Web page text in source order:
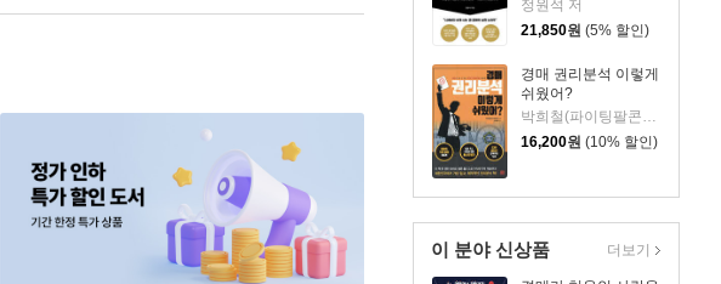
정원석 저
21,850원 (5% 할인)
경매 권리분석 이렇게
쉬웠어?
박희철(파이팅팔콘) 저/송희창 감수
16,200원 (10% 할인)
이 분야 신상품 더보기